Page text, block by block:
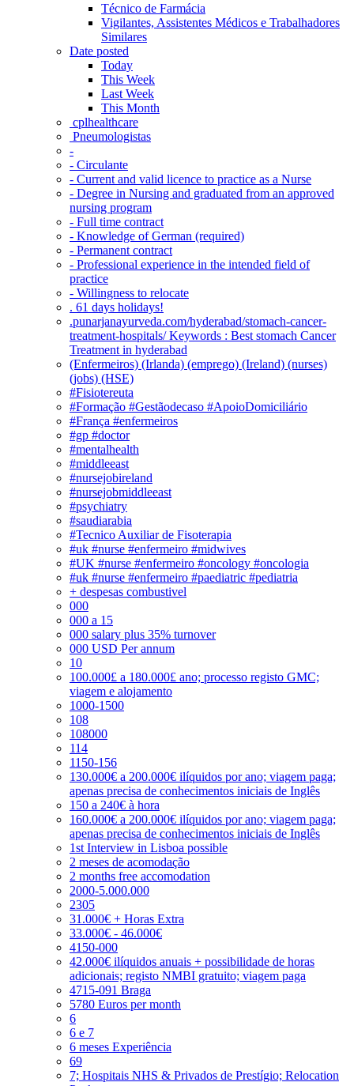
Técnico de Farmácia
Vigilantes, Assistentes Médicos e Trabalhadores
Similares
Date posted
Today
This Week
Last Week
This Month
‎ cplhealthcare‬
Pneumologistas
-
- Circulante
- Current and valid licence to practice as a Nurse
- Degree in Nursing and graduated from an approved
nursing program
- Full time contract
- Knowledge of German (required)
- Permanent contract
- Professional experience in the intended field of
practice
- Willingness to relocate
. 61 days holidays!
.punarjanayurveda.com/hyderabad/stomach-cancer-
treatment-hospitals/ Keywords : Best stomach Cancer
Treatment in hyderabad
(Enfermeiros) (Irlanda) (emprego) (Ireland) (nurses)
(jobs) (HSE)
#Fisiotereuta
#Formação #Gestãodecaso #ApoioDomiciliário
#França #enfermeiros
#gp #doctor
#mentalhealth
#middleeast
#nursejobireland
#nursejobmiddleeast
#psychiatry
#saudiarabia
#Tecnico Auxiliar de Fisoterapia
#uk #nurse #enfermeiro #midwives
#UK #nurse #enfermeiro #oncology #oncologia
#uk #nurse #enfermeiro #paediatric #pediatria
+ despesas combustivel
000
000 a 15
000 salary plus 35% turnover
000 USD Per annum
10
100.000£ a 180.000£ ano; processo registo GMC;
viagem e alojamento
1000-1500
108
108000
114
1150-156
130.000€ a 200.000€ ilíquidos por ano; viagem paga;
apenas precisa de conhecimentos iniciais de Inglês
150 a 240€ à hora
160.000€ a 200.000€ ilíquidos por ano; viagem paga;
apenas precisa de conhecimentos iniciais de Inglês
1st Interview in Lisboa possible
2 meses de acomodação
2 months free accomodation
2000-5.000.000
2305
31.000€ + Horas Extra
33.000€ - 46.000€
4150-000
42.000€ ilíquidos anuais + possibilidade de horas
adicionais; registo NMBI gratuito; viagem paga
4715-091 Braga
5780 Euros per month
6
6 e 7
6 meses Experiência
69
7; Hospitais NHS & Privados de Prestígio; Relocation